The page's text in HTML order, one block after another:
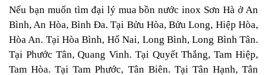
Nếu bạn muốn tìm đại lý mua bồn nước inox Sơn Hà ở An
Bình, An Hòa, Bình Đa. Tại Bửu Hòa, Bửu Long, Hiệp Hòa,
Hòa An. Tại Hòa Bình, Hố Nai, Long Bình, Long Bình Tân.
Tại Phước Tân, Quang Vinh. Tại Quyết Thắng, Tam Hiệp,
Tam Hòa. Tại Tam Phước, Tân Biên. Tại Tân Hạnh, Tân